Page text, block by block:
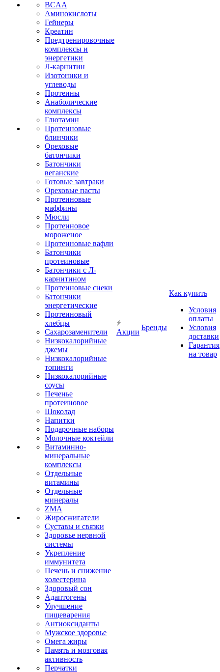
BCAA
Аминокислоты
Гейнеры
Креатин
Предтренировочные
комплексы и
энергетики
Л-карнитин
Изотоники и
углеводы
Протеины
Анаболические
комплексы
Глютамин
Протеиновые
блинчики
Ореховые
батончики
Батончики
веганские
Готовые завтраки
Ореховые пасты
Протеиновые
маффины
Мюсли
Протеиновое
мороженое
Протеиновые вафли
Батончики
протеиновые
Батончики с Л-
карнитином
Протеиновые снеки
Батончики
энергетические
Протеиновый
хлебцы
Сахарозаменители
Низкокалорийные
джемы
Низкокалорийные
топинги
Низкокалорийные
соусы
Печенье
протеиновое
Шоколад
Напитки
Подарочные наборы
Молочные коктейли
Витаминно-
минеральные
комплексы
Отдельные
витамины
Отдельные
минералы
ZMA
Жиросжигатели
Суставы и связки
Здоровье нервной
системы
Укрепление
иммунитета
Печень и снижение
холестерина
Здоровый сон
Адаптогены
Улучшение
пищеварения
Антиоксиданты
Мужское здоровье
Омега жиры
Память и мозговая
активность
Перчатки
Акции
Бренды
Как купить
Условия
оплаты
Условия
доставки
Гарантия
на товар